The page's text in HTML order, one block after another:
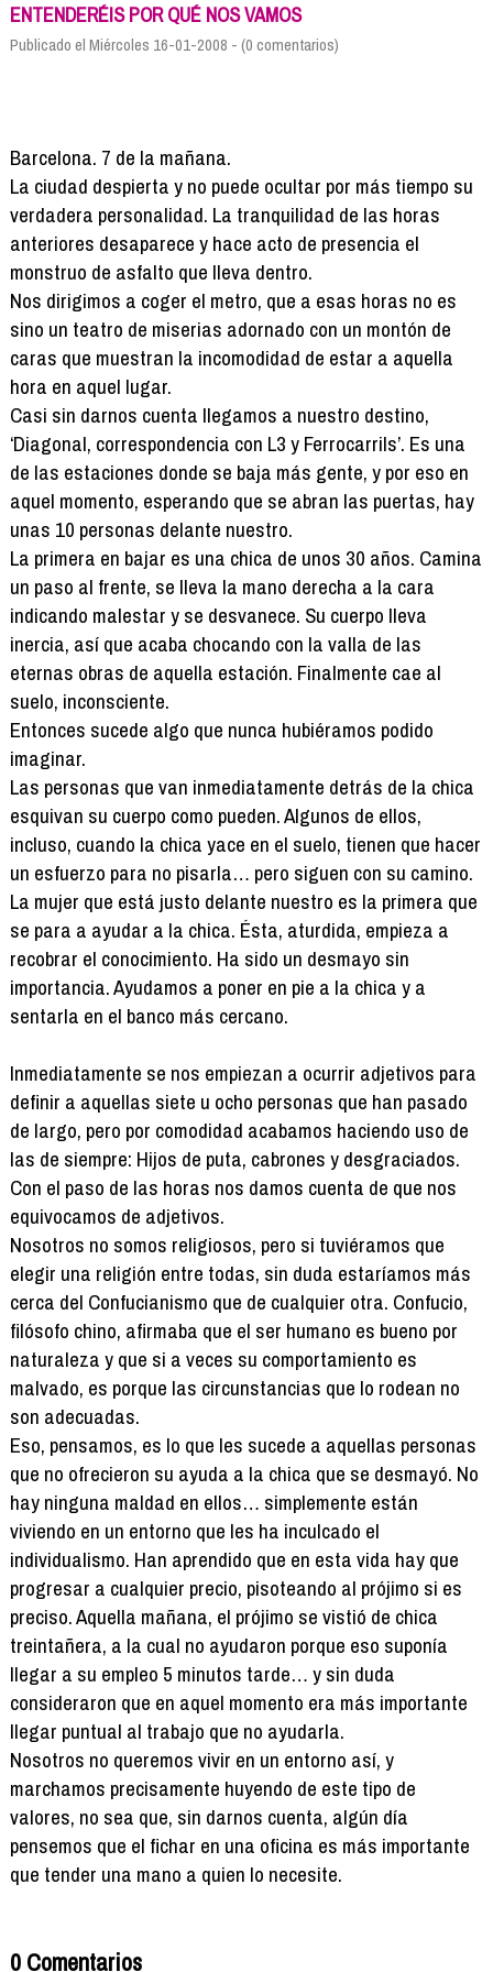
Info viajeros
ENTENDERÉIS POR QUÉ NOS VAMOS
Publicado el Miércoles 16-01-2008 - (0 comentarios)
Barcelona. 7 de la mañana.
La ciudad despierta y no puede ocultar por más tiempo su
verdadera personalidad. La tranquilidad de las horas
anteriores desaparece y hace acto de presencia el
monstruo de asfalto que lleva dentro.
Nos dirigimos a coger el metro, que a esas horas no es
sino un teatro de miserias adornado con un montón de
caras que muestran la incomodidad de estar a aquella
hora en aquel lugar.
Casi sin darnos cuenta llegamos a nuestro destino,
‘Diagonal, correspondencia con L3 y Ferrocarrils’. Es una
de las estaciones donde se baja más gente, y por eso en
aquel momento, esperando que se abran las puertas, hay
unas 10 personas delante nuestro.
La primera en bajar es una chica de unos 30 años. Camina
un paso al frente, se lleva la mano derecha a la cara
indicando malestar y se desvanece. Su cuerpo lleva
inercia, así que acaba chocando con la valla de las
eternas obras de aquella estación. Finalmente cae al
suelo, inconsciente.
Entonces sucede algo que nunca hubiéramos podido
imaginar.
Las personas que van inmediatamente detrás de la chica
esquivan su cuerpo como pueden. Algunos de ellos,
incluso, cuando la chica yace en el suelo, tienen que hacer
un esfuerzo para no pisarla… pero siguen con su camino.
La mujer que está justo delante nuestro es la primera que
se para a ayudar a la chica. Ésta, aturdida, empieza a
recobrar el conocimiento. Ha sido un desmayo sin
importancia. Ayudamos a poner en pie a la chica y a
sentarla en el banco más cercano.
Inmediatamente se nos empiezan a ocurrir adjetivos para
definir a aquellas siete u ocho personas que han pasado
de largo, pero por comodidad acabamos haciendo uso de
las de siempre: Hijos de puta, cabrones y desgraciados.
Con el paso de las horas nos damos cuenta de que nos
equivocamos de adjetivos.
Nosotros no somos religiosos, pero si tuviéramos que
elegir una religión entre todas, sin duda estaríamos más
cerca del Confucianismo que de cualquier otra. Confucio,
filósofo chino, afirmaba que el ser humano es bueno por
naturaleza y que si a veces su comportamiento es
malvado, es porque las circunstancias que lo rodean no
son adecuadas.
Eso, pensamos, es lo que les sucede a aquellas personas
que no ofrecieron su ayuda a la chica que se desmayó. No
hay ninguna maldad en ellos… simplemente están
viviendo en un entorno que les ha inculcado el
individualismo. Han aprendido que en esta vida hay que
progresar a cualquier precio, pisoteando al prójimo si es
preciso. Aquella mañana, el prójimo se vistió de chica
treintañera, a la cual no ayudaron porque eso suponía
llegar a su empleo 5 minutos tarde… y sin duda
consideraron que en aquel momento era más importante
llegar puntual al trabajo que no ayudarla.
Nosotros no queremos vivir en un entorno así, y
marchamos precisamente huyendo de este tipo de
valores, no sea que, sin darnos cuenta, algún día
pensemos que el fichar en una oficina es más importante
que tender una mano a quien lo necesite.
0 Comentarios